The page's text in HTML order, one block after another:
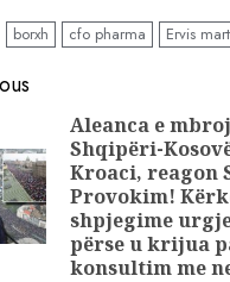
në
dyshohet
në
sulmit
tjetri..
borxh cfo pharma Ervis
Aleanca e
Shqipëri-
Kroaci, reagon
Provokim!
shpjegime
përse u krijua
konsultim me